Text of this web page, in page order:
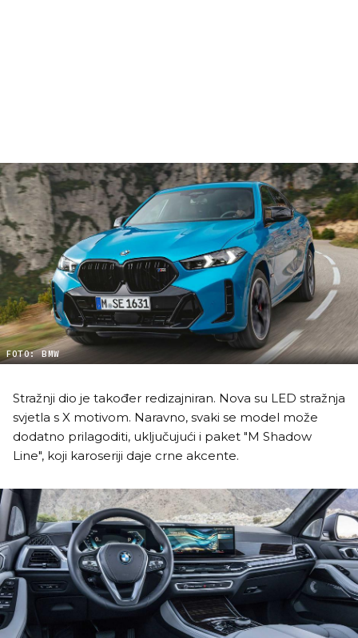
FOTO: BMW
Stražnji dio je također redizajniran. Nova su LED stražnja
svjetla s X motivom. Naravno, svaki se model može
dodatno prilagoditi, uključujući i paket "M Shadow
Line", koji karoseriji daje crne akcente.